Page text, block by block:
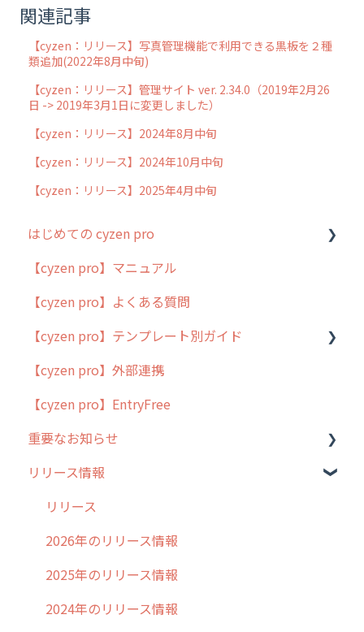
関連記事
【cyzen：リリース】写真管理機能で利用できる黒板を２種
類追加(2022年8月中旬)
【cyzen：リリース】管理サイト ver. 2.34.0（2019年2月26
日 -> 2019年3月1日に変更しました）
【cyzen：リリース】2024年8月中旬
【cyzen：リリース】2024年10月中旬
【cyzen：リリース】2025年4月中旬
はじめての cyzen pro
cyzen pro とは？
簡易マニュアル
cyzen proの位置情報取得について
用語集
よくある質問
【cyzen pro】マニュアル
【cyzen pro】よくある質問
【cyzen pro】テンプレート別ガイド
ポスティング
ラウンダー
メンテナンス
外廻り営業
清掃
不動産
【cyzen pro】外部連携
【cyzen pro】EntryFree
重要なお知らせ
過去の重要なお知らせ
障害情報
リリース情報
リリース
2026年のリリース情報
2025年のリリース情報
2024年のリリース情報